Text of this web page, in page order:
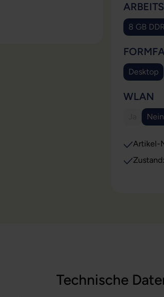
8 GB
Desktop
WLAN
(Diese
Nein
Artikel-
Technische